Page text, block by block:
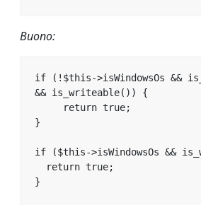
Buono:
if (!$this->isWindowsOs &&
&& is_writeable()) {
}
if ($this->isWindowsOs &&
}